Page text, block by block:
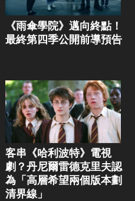
《雨傘學院》邁向終點！
最終第四季公開前導預告
客串《哈利波特》電視
劇？丹尼爾雷德克里夫認
為「高層希望兩個版本劃
清界線」